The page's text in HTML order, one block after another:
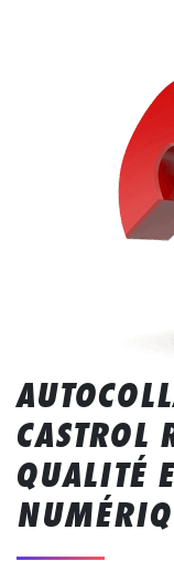
CASTROL
QUALITÉ